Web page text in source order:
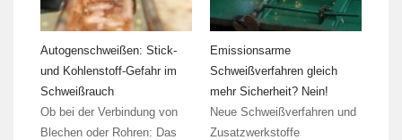
Autogenschweißen: Stick-
und Kohlenstoff-Gefahr im
Schweißrauch
Ob bei der Verbindung von
Blechen oder Rohren: Das
Emissionsarme
Schweißverfahren gleich
mehr Sicherheit? Nein!
Neue Schweißverfahren und
Zusatzwerkstoffe